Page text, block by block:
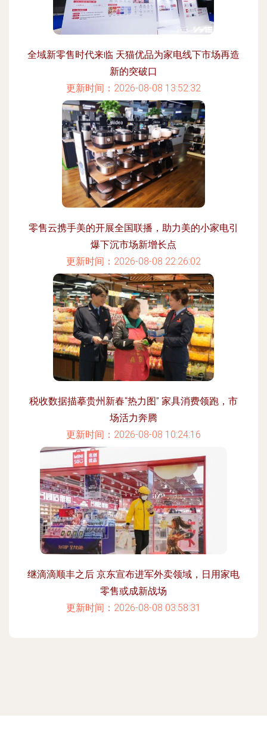
全域新零售时代来临 天猫优品为家电线下市场再造
新的突破口
更新时间：2026-08-08 13:52:32
零售云携手美的开展全国联播，助力美的小家电引
爆下沉市场新增长点
更新时间：2026-08-08 22:26:02
税收数据描摹贵州新春“热力图” 家具消费领跑，市
场活力奔腾
更新时间：2026-08-08 10:24:16
继滴滴顺丰之后 京东宣布进军外卖领域，日用家电
零售或成新战场
更新时间：2026-08-08 03:58:31